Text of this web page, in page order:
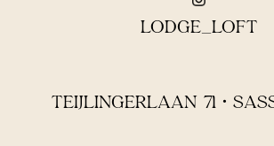
LODGE_LOFT
TEIJLINGERLAAN 71 •